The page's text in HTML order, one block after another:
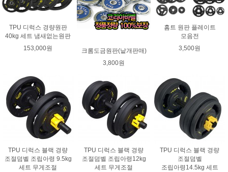
TPU 디럭스 경량원판
40kg 세트 냄새없는원판
153,000원
크롬도금원판(낱개판매)
3,800원
홈트 원판 플레이트
모음전
3,500원
TPU 디럭스 블랙 경량
조절덤벨 조립아령 9.5kg
세트 무게조절
TPU 디럭스 블랙 경량
조절덤벨 조립아령12kg
세트 무게조절
TPU 디럭스 블랙 경량
조절덤벨
조립아령14.5kg 세트